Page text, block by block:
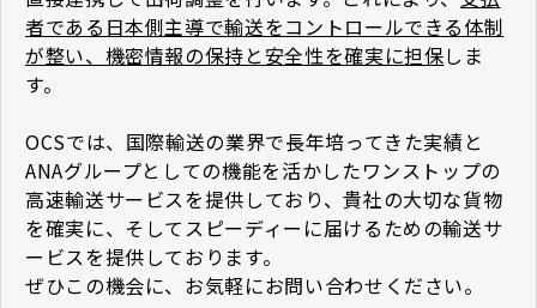
者である日本側主導で輸送をコントロールできる体制
が整い、機密情報の保持と安全性を確実に担保しま
す。
OCSでは、国際輸送の業界で長年培ってきた実績と
ANAグループとしての機能を活かしたワンストップの
高速輸送サービスを提供しており、貴社の大切な貨物
を確実に、そしてスピーディーに届けるための輸送サ
ービスを提供しております。
ぜひこの機会に、お気軽にお問い合わせください。